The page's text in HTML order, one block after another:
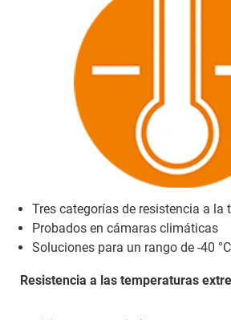
Tres categorías de resistencia a la
Probados en cámaras climáticas
Soluciones para un rango de -40
Resistencia a las temperaturas